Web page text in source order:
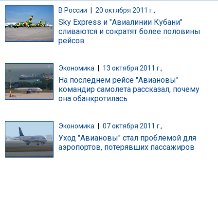
В России | 20 октября 2011 г.,
Sky Express и "Авиалинии Кубани"
сливаются и сократят более половины
рейсов
Экономика 13 октября 2011 г.,
На последнем рейсе "Авиановы"
командир самолета рассказал, почему
она обанкротилась
Экономика 07 октября 2011 г.,
Уход "Авиановы" стал проблемой для
аэропортов, потерявших пассажиров